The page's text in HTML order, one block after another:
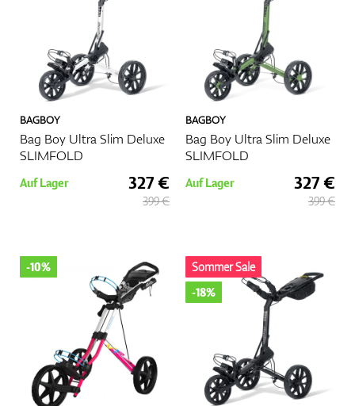
BAGBOY
Bag Boy Ultra Slim Deluxe
SLIMFOLD
Auf Lager 327 €
399 €
BAGBOY
Bag Boy Ultra Slim Deluxe
SLIMFOLD
Auf Lager 327 €
399 €
-10%
Sommer Sale
-18%